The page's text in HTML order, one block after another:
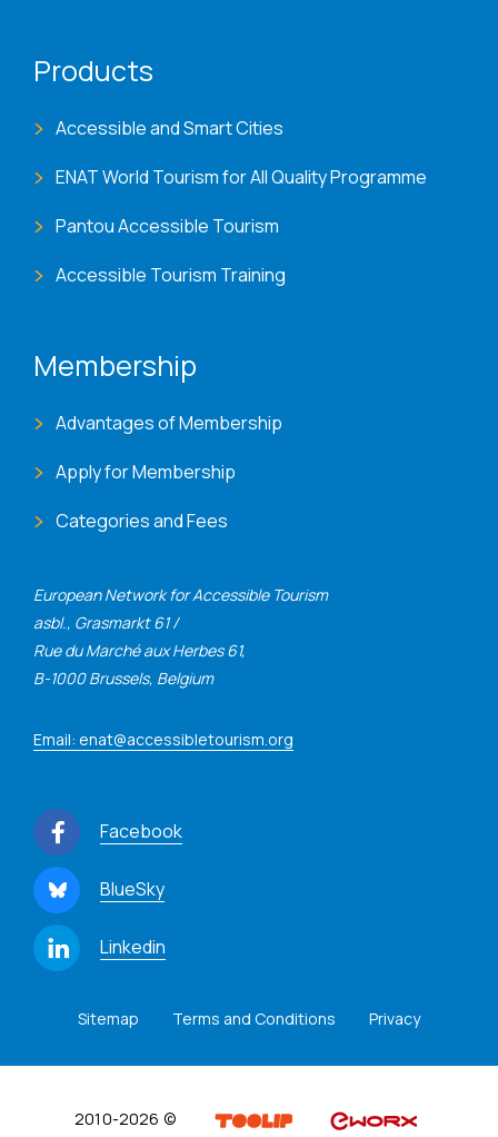
European Network for Accessible Tourism
asbl., Grasmarkt 61 /
Rue du Marché aux Herbes 61,
B-1000 Brussels, Belgium
Email: enat@accessibletourism.org
Facebook
BlueSky
Linkedin
Products
Accessible and Smart Cities
ENAT World Tourism for All Quality Programme
Pantou Accessible Tourism
Accessible Tourism Training
Membership
Advantages of Membership
Apply for Membership
Categories and Fees
Sitemap Terms and Conditions Privacy
2010-2026 ©